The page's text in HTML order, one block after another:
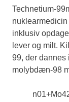
Technetium-
inklusiv
lever og milt.
99, der dannes
molybdæn-98
n01+Mo